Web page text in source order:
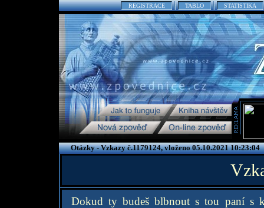
REGISTRACE TABLO STATISTIKA
Otázky - Vzkazy č.1179124, vloženo 05.10.2021 10:23:04
Dokud ty budeš blbnout s tou paní s